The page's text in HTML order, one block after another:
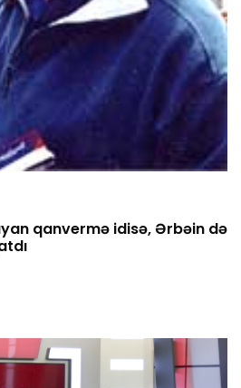
qanvermə idisə, Ərbəin də